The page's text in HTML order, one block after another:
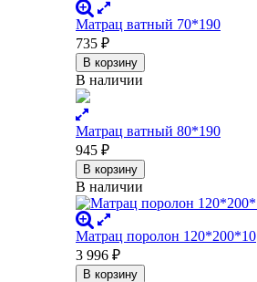
Матрац ватный 70*190
735 ₽
В корзину
В наличии
Матрац ватный 80*190
945 ₽
В корзину
В наличии
Матрац поролон 120*200*10
3 996 ₽
В корзину